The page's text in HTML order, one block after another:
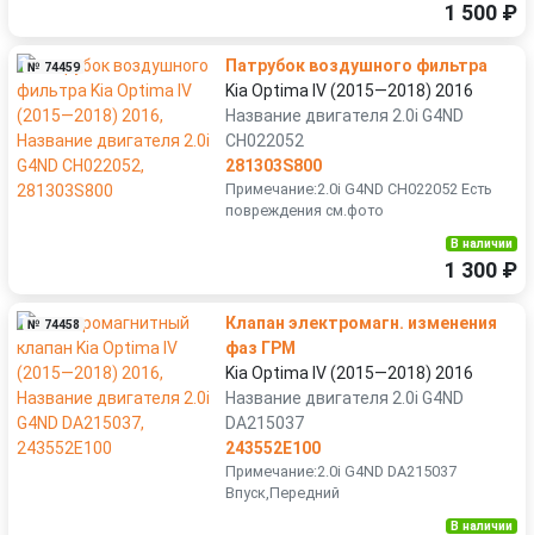
1 500 ₽
№ 74459
Патрубок воздушного фильтра
Kia Optima IV (2015—2018) 2016
Название двигателя 2.0i G4ND
CH022052
281303S800
Примечание:2.0i G4ND CH022052 Есть
повреждения см.фото
В наличии
1 300 ₽
№ 74458
Клапан электромагн. изменения
фаз ГРМ
Kia Optima IV (2015—2018) 2016
Название двигателя 2.0i G4ND
DA215037
243552E100
Примечание:2.0i G4ND DA215037
Впуск,Передний
В наличии